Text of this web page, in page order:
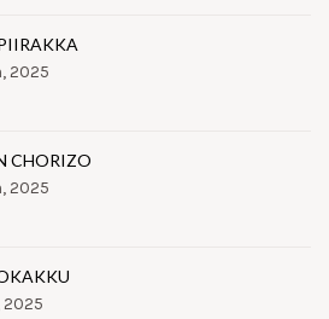
2025
CHORIZO
2025
2025